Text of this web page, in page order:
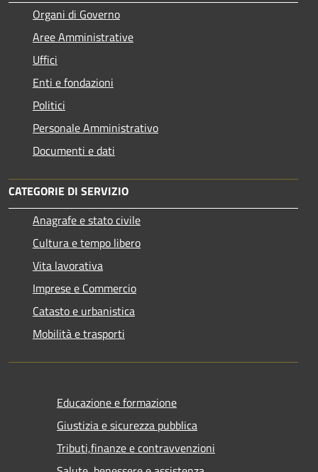
Organi di Governo
Aree Amministrative
Uffici
Enti e fondazioni
Politici
Personale Amministrativo
Documenti e dati
CATEGORIE DI SERVIZIO
Anagrafe e stato civile
Cultura e tempo libero
Vita lavorativa
Imprese e Commercio
Catasto e urbanistica
Mobilità e trasporti
Educazione e formazione
Giustizia e sicurezza pubblica
Tributi,finanze e contravvenzioni